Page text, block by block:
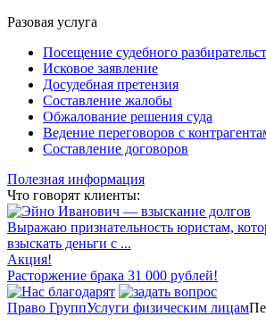
Разовая услуга
Посещение судебного
Исковое заявление
Досудебная претензия
Составление жалобы
Обжалование решения суда
Ведение переговоров с
Составление договоров
Полезная информация
Что говорят клиенты:
Выражаю признательность юристам,
взыскать деньги с ...
Акция!
Расторжение брака 31 000 рублей!
Право ГруппУслуги физическим лицам